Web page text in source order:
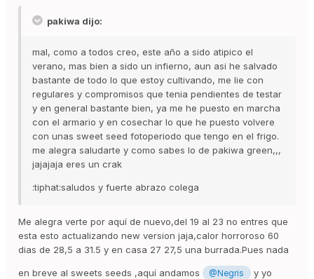
pakiwa dijo:
mal, como a todos creo, este año a sido atipico el
verano, mas bien a sido un infierno, aun asi he salvado
bastante de todo lo que estoy cultivando, me lie con
regulares y compromisos que tenia pendientes de testar
y en general bastante bien, ya me he puesto en marcha
con el armario y en cosechar lo que he puesto volvere
con unas sweet seed fotoperiodo que tengo en el frigo.
me alegra saludarte y como sabes lo de pakiwa green,,,
jajajaja eres un crak
:tiphat:saludos y fuerte abrazo colega
Me alegra verte por aquí de nuevo,del 19 al 23 no entres que
esta esto actualizando new version jaja,calor horroroso 60
dias de 28,5 a 31.5 y en casa 27 27,5 una burrada.Pues nada
en breve al sweets seeds ,aquí andamos @Negris
y yo